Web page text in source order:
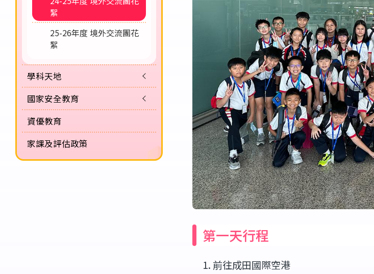
第一天行程
前往成田國際空港
絮
25-26年度 境外交流團花
絮
學科天地
國家安全教育
資優教育
家課及評估政策